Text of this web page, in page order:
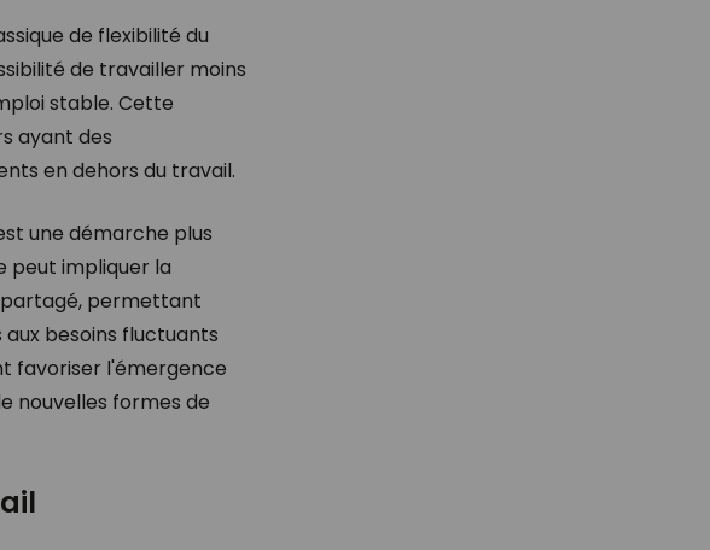
de flexibilité du
de travailler moins
stable. Cette
ayant des
en dehors du travail.
une démarche plus
peut impliquer la
permettant
besoins fluctuants
favoriser l'émergence
nouvelles formes de